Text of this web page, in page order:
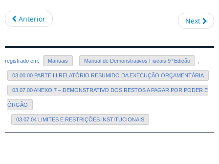
Anterior Next
registrado em: Manuais Manual de Demonstrativos Fiscais 9ª Edição
03.00.00 PARTE III RELATÓRIO RESUMIDO DA EXECUÇÃO ORÇAMENTÁRIA
03.07.00 ANEXO 7 – DEMONSTRATIVO DOS RESTOS A PAGAR POR PODER E
ÓRGÃO
03.07.04 LIMITES E RESTRIÇÕES INSTITUCIONAIS